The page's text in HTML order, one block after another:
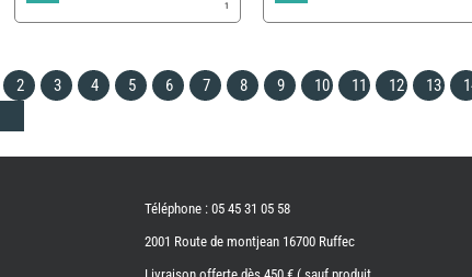
1
2 3 4 5 6 7 8 9 10 11 12 13
Téléphone : 05 45 31 05 58
2001 Route de montjean 16700 Ruffec